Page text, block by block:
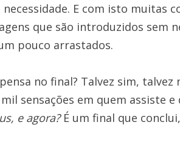
E com isto muitas
que são introduzidos sem
pouco arrastados.
no final? Talvez sim,
sensações em quem assiste
e agora?É um final que